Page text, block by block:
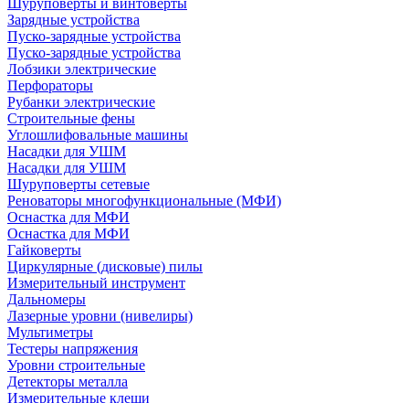
Шуруповерты и винтоверты
Зарядные устройства
Пуско-зарядные устройства
Пуско-зарядные устройства
Лобзики электрические
Перфораторы
Рубанки электрические
Строительные фены
Углошлифовальные машины
Насадки для УШМ
Насадки для УШМ
Шуруповерты сетевые
Реноваторы многофункциональные (МФИ)
Оснастка для МФИ
Оснастка для МФИ
Гайковерты
Циркулярные (дисковые) пилы
Измерительный инструмент
Дальномеры
Лазерные уровни (нивелиры)
Мультиметры
Тестеры напряжения
Уровни строительные
Детекторы металла
Измерительные клещи